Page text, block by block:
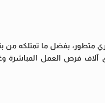
متطور، بفضل ما تمتلكه من
آلاف فرص العمل المباشرة